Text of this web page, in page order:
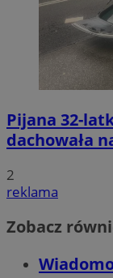
Pijana 32-
dachowała
2
reklama
Zobacz